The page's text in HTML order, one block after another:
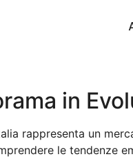
in
rappresenta un
le tendenze